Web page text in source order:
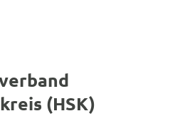
(HSK)